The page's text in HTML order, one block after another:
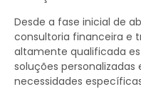
Desde a fase inicial de
consultoria financeira e
altamente qualificada
soluções
necessidades